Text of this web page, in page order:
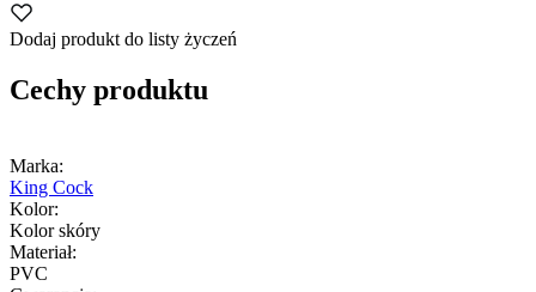
Dodaj produkt do listy życzeń
Cechy produktu
Marka:
King Cock
Kolor:
Kolor skóry
Materiał:
PVC